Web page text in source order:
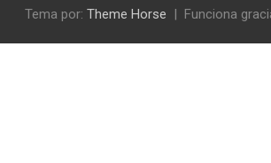
Tema por: Theme Horse Funciona